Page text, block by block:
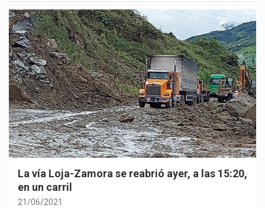
La vía Loja-Zamora se reabrió ayer, a las 15:20,
en un carril
21/06/2021